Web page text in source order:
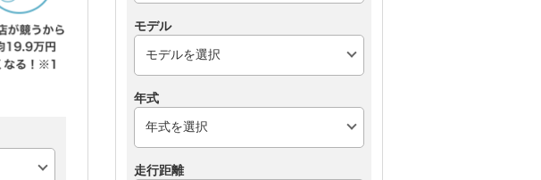
モデル
年式
走行距離